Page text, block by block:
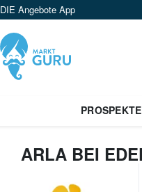
DIE Angebote App
PROSPEKTE
ARLA BEI